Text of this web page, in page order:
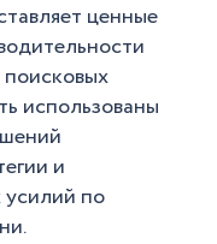
ценные
поисковых
использованы
и
усилий по